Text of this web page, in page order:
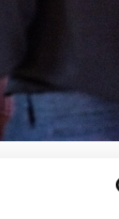
si plánovaly,
oběma se